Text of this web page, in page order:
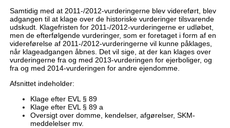
Samtidig med at 2011-/2012-vurderingerne blev videreført, blev
adgangen til at klage over de historiske vurderinger tilsvarende
udskudt. Klagefristen for 2011-/2012-vurderingerne er udløbet,
men de efterfølgende vurderinger, som er foretaget i form af en
videreførelse af 2011-/2012-vurderingerne vil kunne påklages,
når klageadgangen åbnes. Det vil sige, at der kan klages over
vurderingerne fra og med 2013-vurderingen for ejerboliger, og
fra og med 2014-vurderingen for andre ejendomme.
Afsnittet indeholder:
Klage efter EVL § 89
Klage efter EVL § 89 a
Oversigt over domme, kendelser, afgørelser, SKM-
meddelelser mv.